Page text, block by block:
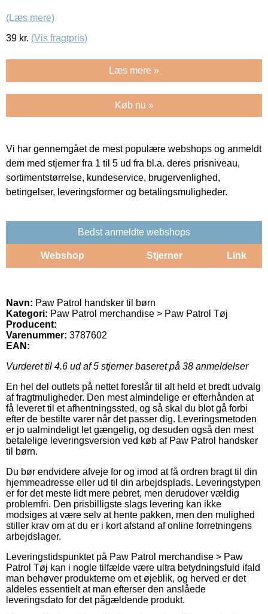
(Læs mere)
39 kr. (Vis fragtpris)
Læs mere »
Køb nu »
Vi har gennemgået de mest populære webshops og anmeldt
dem med stjerner fra 1 til 5 ud fra bl.a. deres prisniveau,
sortimentstørrelse, kundeservice, brugervenlighed,
betingelser, leveringsformer og betalingsmuligheder.
Bedst anmeldte webshops
Webshop Stjerner Link
Navn: Paw Patrol handsker til børn
Kategori: Paw Patrol merchandise > Paw Patrol Tøj
Producent:
Varenummer: 3787602
EAN:
Vurderet til 4.6 ud af 5 stjerner baseret på 38 anmeldelser
En hel del outlets på nettet foreslår til alt held et bredt udvalg
af fragtmuligheder. Den mest almindelige er efterhånden at
få leveret til et afhentningssted, og så skal du blot gå forbi
efter de bestilte varer når det passer dig. Leveringsmetoden
er jo ualmindeligt let gængelig, og desuden også den mest
betalelige leveringsversion ved køb af Paw Patrol handsker
til børn.
Du bør endvidere afveje for og imod at få ordren bragt til din
hjemmeadresse eller ud til din arbejdsplads. Leveringstypen
er for det meste lidt mere pebret, men derudover vældig
problemfri. Den prisbilligste slags levering kan ikke
modsiges at være selv at hente pakken, men den mulighed
stiller krav om at du er i kort afstand af online forretningens
arbejdslager.
Leveringstidspunktet på Paw Patrol merchandise > Paw
Patrol Tøj kan i nogle tilfælde være ultra betydningsfuld ifald
man behøver produkterne om et øjeblik, og herved er det
aldeles essentielt at man efterser den anslåede
leveringsdato for det pågældende produkt.